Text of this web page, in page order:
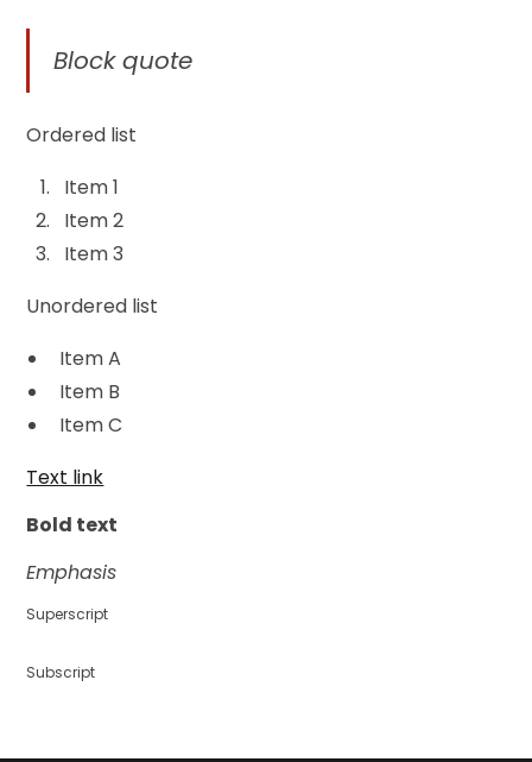
Block quote
Ordered list
Item 1
Item 2
Item 3
Unordered list
Item A
Item B
Item C
Text link
Bold text
Emphasis
Superscript
Subscript